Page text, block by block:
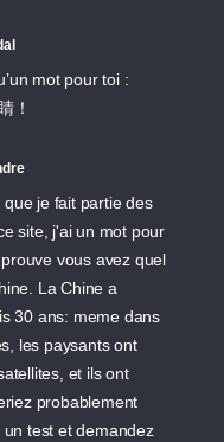
mot pour toi :
！
je fait partie des
site, j'ai un mot pour
vous avez quel
La Chine a
30 ans: meme dans
les paysants ont
et ils ont
probablement
test et demandez